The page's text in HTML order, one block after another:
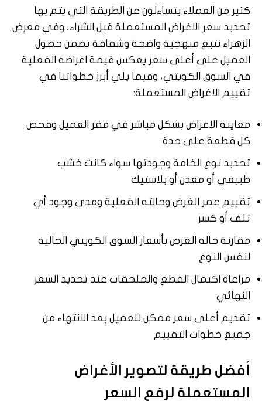
كتير من العملاء يتساءلون عن الطريقة التي يتم بها
تحديد سعر الاغراض المستعملة قبل الشراء، وفي معرض
الزهراء نتبع منهجية واضحة وشفافة تضمن حصول
العميل على أعلى سعر يعكس قيمة اغراضه الفعلية
في السوق الكويتي، وفيما يلي أبرز خطواتنا في
تقييم الاغراض المستعملة:
معاينة الاغراض بشكل مباشر في مقر العميل وفحص
كل قطعة على حدة
تحديد نوع الخامة وجودتها سواء كانت خشب
طبيعي أو معدن أو بلاستيك
تقييم عمر الغرض وحالته الفعلية ومدى وجود أي
تلف أو كسر
مقارنة حالة الغرض بأسعار السوق الكويتي الحالية
لنفس النوع
مراعاة اكتمال القطع والملحقات عند تحديد السعر
النهائي
تقديم أعلى سعر ممكن للعميل بعد الانتهاء من
جميع خطوات التقييم
أفضل طريقة لتصوير الأغراض
المستعملة لرفع السعر